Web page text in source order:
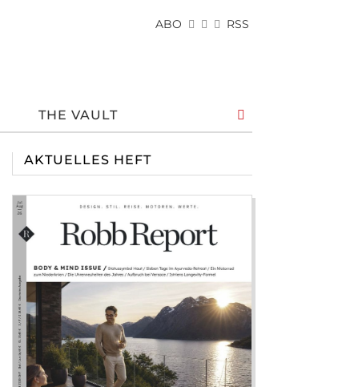
ABO RSS
THE VAULT
AKTUELLES HEFT